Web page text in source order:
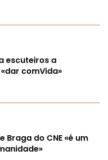
escuteiros a
comVida»
do CNE «é um